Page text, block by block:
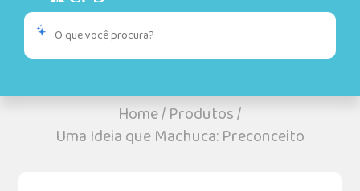
Home/Produtos/
Uma Ideia que Machuca: Preconceito